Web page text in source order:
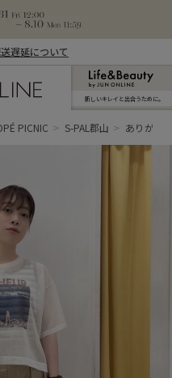
遅延について
新しいキレイと出合うために。
PICNIC S-PAL郡山 ありが